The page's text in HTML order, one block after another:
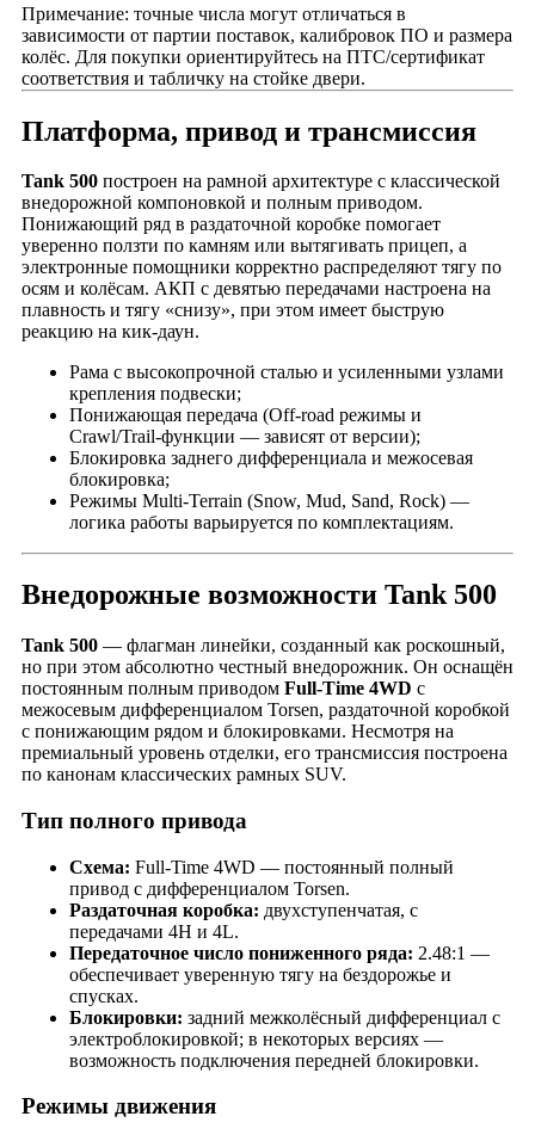
Примечание: точные числа могут отличаться в
зависимости от партии поставок, калибровок ПО и размера
колёс. Для покупки ориентируйтесь на ПТС/сертификат
соответствия и табличку на стойке двери.
Платформа, привод и трансмиссия
Tank 500 построен на рамной архитектуре с классической
внедорожной компоновкой и полным приводом.
Понижающий ряд в раздаточной коробке помогает
уверенно ползти по камням или вытягивать прицеп, а
электронные помощники корректно распределяют тягу по
осям и колёсам. АКП с девятью передачами настроена на
плавность и тягу «снизу», при этом имеет быструю
реакцию на кик-даун.
Рама с высокопрочной сталью и усиленными узлами
крепления подвески;
Понижающая передача (Off-road режимы и
Crawl/Trail-функции — зависят от версии);
Блокировка заднего дифференциала и межосевая
блокировка;
Режимы Multi-Terrain (Snow, Mud, Sand, Rock) —
логика работы варьируется по комплектациям.
Внедорожные возможности Tank 500
Tank 500 — флагман линейки, созданный как роскошный,
но при этом абсолютно честный внедорожник. Он оснащён
постоянным полным приводом Full-Time 4WD с
межосевым дифференциалом Torsen, раздаточной коробкой
с понижающим рядом и блокировками. Несмотря на
премиальный уровень отделки, его трансмиссия построена
по канонам классических рамных SUV.
Тип полного привода
Схема: Full-Time 4WD — постоянный полный
привод с дифференциалом Torsen.
Раздаточная коробка: двухступенчатая, с
передачами 4H и 4L.
Передаточное число пониженного ряда: 2.48:1 —
обеспечивает уверенную тягу на бездорожье и
спусках.
Блокировки: задний межколёсный дифференциал с
электроблокировкой; в некоторых версиях —
возможность подключения передней блокировки.
Режимы движения